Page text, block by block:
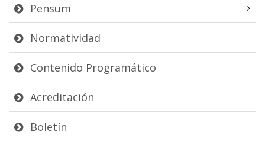
Pensum
Normatividad
Contenido Programático
Acreditación
Boletín